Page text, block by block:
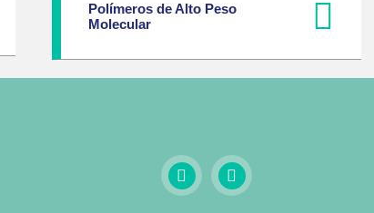
Polímeros de Alto Peso
Molecular